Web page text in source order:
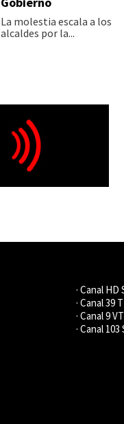
La molestia escala a los
alcaldes por la...
· Canal
· Canal 39
· Canal 9
· Canal